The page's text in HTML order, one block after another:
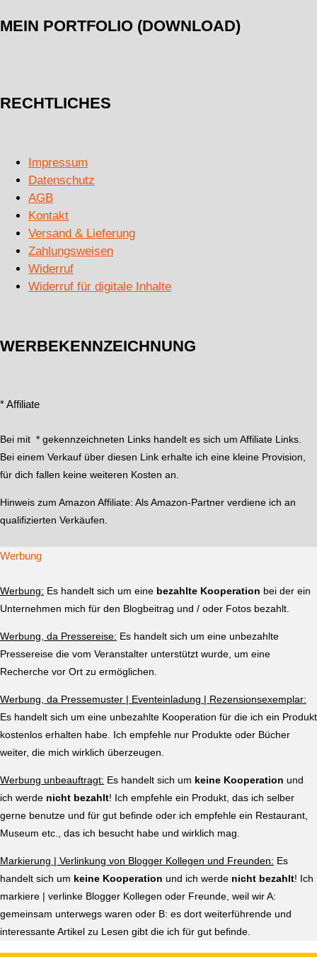
MEIN PORTFOLIO (DOWNLOAD)
RECHTLICHES
Impressum
Datenschutz
AGB
Kontakt
Versand & Lieferung
Zahlungsweisen
Widerruf
Widerruf für digitale Inhalte
WERBEKENNZEICHNUNG
* Affiliate
Bei mit * gekennzeichneten Links handelt es sich um Affiliate Links.
Bei einem Verkauf über diesen Link erhalte ich eine kleine Provision,
für dich fallen keine weiteren Kosten an.
Hinweis zum Amazon Affiliate: Als Amazon-Partner verdiene ich an
qualifizierten Verkäufen.
Werbung
Werbung: Es handelt sich um eine bezahlte Kooperation bei der ein
Unternehmen mich für den Blogbeitrag und / oder Fotos bezahlt.
Werbung, da Pressereise: Es handelt sich um eine unbezahlte
Pressereise die vom Veranstalter unterstützt wurde, um eine
Recherche vor Ort zu ermöglichen.
Werbung, da Pressemuster | Eventeinladung | Rezensionsexemplar:
Es handelt sich um eine unbezahlte Kooperation für die ich ein Produkt
kostenlos erhalten habe. Ich empfehle nur Produkte oder Bücher
weiter, die mich wirklich überzeugen.
Werbung unbeauftragt: Es handelt sich um keine Kooperation und
ich werde nicht bezahlt! Ich empfehle ein Produkt, das ich selber
gerne benutze und für gut befinde oder ich empfehle ein Restaurant,
Museum etc., das ich besucht habe und wirklich mag.
Markierung | Verlinkung von Blogger Kollegen und Freunden: Es
handelt sich um keine Kooperation und ich werde nicht bezahlt! Ich
markiere | verlinke Blogger Kollegen oder Freunde, weil wir A:
gemeinsam unterwegs waren oder B: es dort weiterführende und
interessante Artikel zu Lesen gibt die ich für gut befinde.